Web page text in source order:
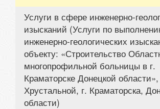
Услуги в сфере инженерно-
изысканий (Услуги по
инженерно-геологических
объекту: «Строительство
многопрофильной больницы в г.
Краматорске Донецкой
Хрустальной, г. Краматорска,
области)